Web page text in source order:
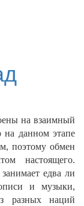
на взаимный
данном этапе
поэтому обмен
настоящего.
едва ли
и музыки,
разных наций